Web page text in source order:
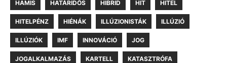
HAMIS HATÁRIDŐS HIBRID HIT HITEL
HITELPÉNZ HIÉNÁK ILLÚZIONISTÁK ILLÚZIÓ
ILLÚZIÓK IMF INNOVÁCIÓ JOG
JOGALKALMAZÁS KARTELL KATASZTRÓFA